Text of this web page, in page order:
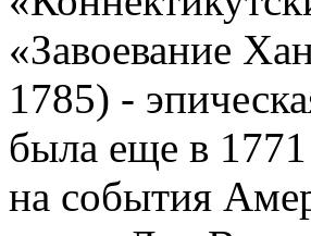
«Завоевание
1785) -
была еще в
на события